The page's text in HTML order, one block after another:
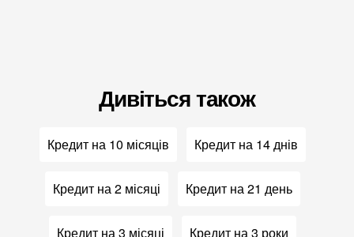
Дивіться також
Кредит на 10 місяців Кредит на 14 днів
Кредит на 2 місяці Кредит на 21 день
Кредит на 3 місяці Кредит на 3 роки